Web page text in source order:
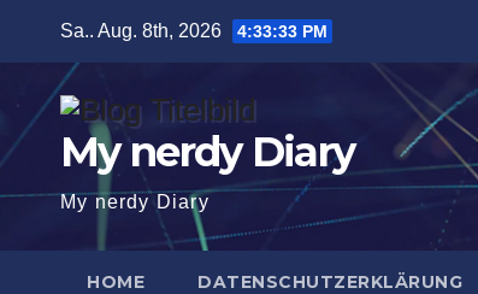
springen
Sa.. Aug. 8th, 2026 4:33:34 PM
My nerdy Diary
My nerdy Diary
HOME DATENSCHUTZERKLÄRUNG